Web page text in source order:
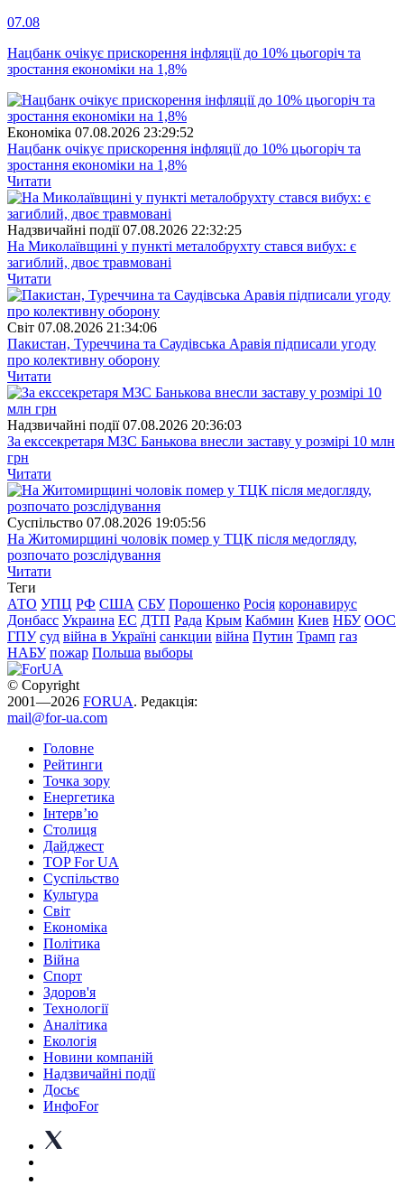
07.08
Нацбанк очікує прискорення інфляції до 10% цьогоріч та
зростання економіки на 1,8%
Економіка 07.08.2026 23:29:52
Нацбанк очікує прискорення інфляції до 10% цьогоріч та
зростання економіки на 1,8%
Читати
Надзвичайні події 07.08.2026 22:32:25
На Миколаївщині у пункті металобрухту стався вибух: є
загиблий, двоє травмовані
Читати
Свiт 07.08.2026 21:34:06
Пакистан, Туреччина та Саудівська Аравія підписали угоду
про колективну оборону
Читати
Надзвичайні події 07.08.2026 20:36:03
За екссекретаря МЗС Банькова внесли заставу у розмірі 10 млн
грн
Читати
Суспiльство 07.08.2026 19:05:56
На Житомирщині чоловік помер у ТЦК після медогляду,
розпочато розслідування
Читати
Теги
АТО УПЦ РФ США СБУ Порошенко Росія коронавирус
Донбасс Украина ЕС ДТП Рада Крым Кабмин Киев НБУ ООС
ГПУ суд війна в Україні санкции війна Путин Трамп газ
НАБУ пожар Польша выборы
© Copyright
2001—2026 FORUA. Редакція:
mail@for-ua.com
Головне
Рейтинги
Точка зору
Енергетика
Інтерв’ю
Столиця
Дайджест
TOP For UA
Суспiльство
Культура
Світ
Економіка
Політика
Війна
Спорт
Здоров'я
Технології
Аналітика
Екологія
Новини компаній
Надзвичайні події
Досьє
ИнфоFor